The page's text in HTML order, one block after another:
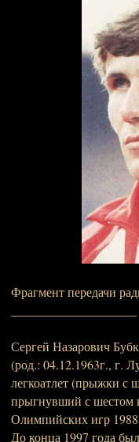
Фрагмент передачи
Сергей Назарович
(род.: 04.12.1963г., г.
легкоатлет (прыжки с
прыгнувший с шестом
Олимпийских игр
До конца 1997 года